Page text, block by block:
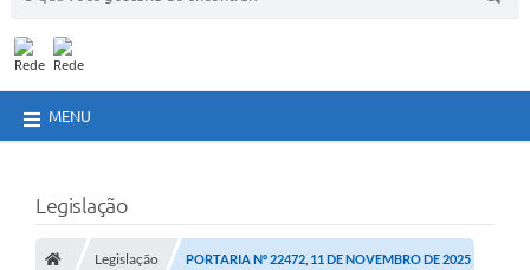
MENU
Legislação
Legislação PORTARIA Nº 22472, 11 DE NOVEMBRO DE 2025